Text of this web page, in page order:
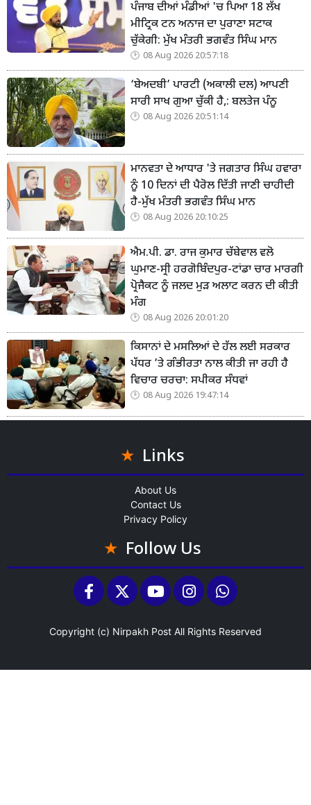
ਪੰਜਾਬ ਦੀਆਂ ਮੰਡੀਆਂ 'ਚ ਪਿਆ 18 ਲੱਖ
ਮੀਟ੍ਰਿਕ ਟਨ ਅਨਾਜ ਦਾ ਪੁਰਾਣਾ ਸਟਾਕ
ਚੁੱਕੇਗੀ: ਮੁੱਖ ਮੰਤਰੀ ਭਗਵੰਤ ਸਿੰਘ ਮਾਨ
08 Aug 2026 20:57:18
‘ਬੇਅਦਬੀ’ ਪਾਰਟੀ (ਅਕਾਲੀ ਦਲ) ਆਪਣੀ
ਸਾਰੀ ਸਾਖ ਗੁਆ ਚੁੱਕੀ ਹੈ,: ਬਲਤੇਜ ਪੰਨੂ
08 Aug 2026 20:51:14
ਮਾਨਵਤਾ ਦੇ ਆਧਾਰ 'ਤੇ ਜਗਤਾਰ ਸਿੰਘ ਹਵਾਰਾ
ਨੂੰ 10 ਦਿਨਾਂ ਦੀ ਪੈਰੋਲ ਦਿੱਤੀ ਜਾਣੀ ਚਾਹੀਦੀ
ਹੈ-ਮੁੱਖ ਮੰਤਰੀ ਭਗਵੰਤ ਸਿੰਘ ਮਾਨ
08 Aug 2026 20:10:25
ਐਮ.ਪੀ. ਡਾ. ਰਾਜ ਕੁਮਾਰ ਚੱਬੇਵਾਲ ਵਲੋ
ਘੁਮਾਣ-ਸ੍ਰੀ ਹਰਗੋਬਿੰਦਪੁਰ-ਟਾਂਡਾ ਚਾਰ ਮਾਰਗੀ
ਪ੍ਰੋਜੈਕਟ ਨੂੰ ਜਲਦ ਮੁੜ ਅਲਾਟ ਕਰਨ ਦੀ ਕੀਤੀ
ਮੰਗ
08 Aug 2026 20:01:20
ਕਿਸਾਨਾਂ ਦੇ ਮਸਲਿਆਂ ਦੇ ਹੱਲ ਲਈ ਸਰਕਾਰ
ਪੱਧਰ ’ਤੇ ਗੰਭੀਰਤਾ ਨਾਲ ਕੀਤੀ ਜਾ ਰਹੀ ਹੈ
ਵਿਚਾਰ ਚਰਚਾ: ਸਪੀਕਰ ਸੰਧਵਾਂ
08 Aug 2026 19:47:14
Links
About Us
Contact Us
Privacy Policy
Follow Us
Copyright (c) Nirpakh Post All Rights Reserved